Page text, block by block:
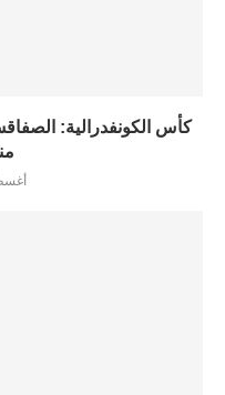
كأس الكونفدرالية:
أغسطس